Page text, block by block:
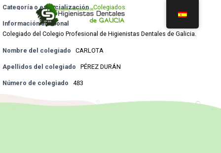
Categoría o especialización Colegiados
Información adicional
Colegiado del Colegio Profesional de Higienistas Dentales de Galicia.
Nombre del colegiado CARLOTA
Apellidos del colegiado PÉREZ DURÁN
Número de colegiado 483